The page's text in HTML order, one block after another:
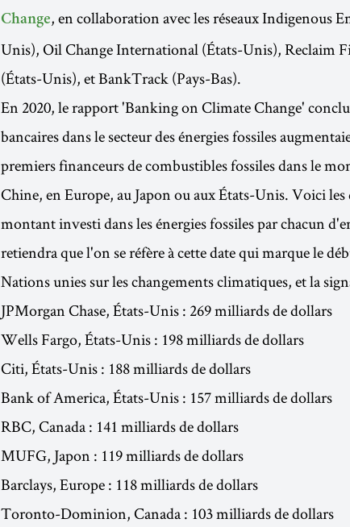
Change, en collaboration avec les réseaux Indigenous
Unis), Oil Change International (États-Unis), Reclaim
(États-Unis), et BankTrack (Pays-Bas).
En 2020, le rapport 'Banking on Climate Change'
bancaires dans le secteur des énergies fossiles
premiers financeurs de combustibles fossiles dans le
Chine, en Europe, au Japon ou aux États-Unis. Voici les
montant investi dans les énergies fossiles par chacun
retiendra que l'on se réfère à cette date qui marque le
Nations unies sur les changements climatiques, et la
JPMorgan Chase, États-Unis : 269 milliards de dollars
Wells Fargo, États-Unis : 198 milliards de dollars
Citi, États-Unis : 188 milliards de dollars
Bank of America, États-Unis : 157 milliards de dollars
RBC, Canada : 141 milliards de dollars
MUFG, Japon : 119 milliards de dollars
Barclays, Europe : 118 milliards de dollars
Toronto-Dominion, Canada : 103 milliards de dollars